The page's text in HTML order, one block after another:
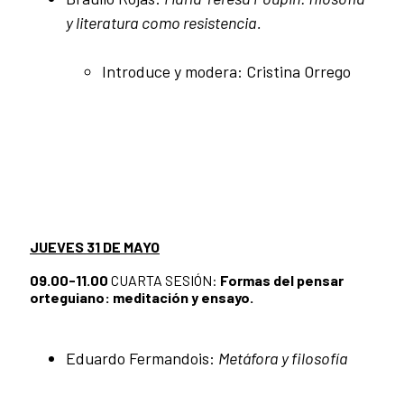
y literatura como resistencia.
Introduce y modera: Cristina Orrego
JUEVES 31 DE MAYO
09.00-11.00 CUARTA SESIÓN: Formas del pensar
orteguiano: meditación y ensayo.
Eduardo Fermandois: Metáfora y filosofía